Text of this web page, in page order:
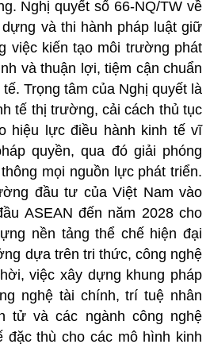
Nghị quyết số 66-NQ/TW về
và thi hành pháp luật giữ
việc kiến tạo môi trường phát
và thuận lợi, tiệm cận chuẩn
Trọng tâm của Nghị quyết là
tế thị trường, cải cách thủ tục
hiệu lực điều hành kinh tế vĩ
quyền, qua đó giải phóng
mọi nguồn lực phát triển.
đầu tư của Việt Nam vào
ASEAN đến năm 2028 cho
nền tảng thể chế hiện đại
dựa trên tri thức, công nghệ
việc xây dựng khung pháp
nghệ tài chính, trí tuệ nhân
tử và các ngành công nghệ
thù cho các mô hình kinh